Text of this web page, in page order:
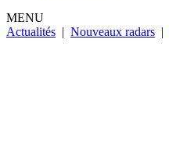
MENU
Actualités | Nouveaux radars |